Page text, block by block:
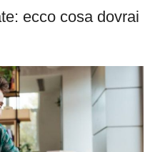
ecco cosa dovrai